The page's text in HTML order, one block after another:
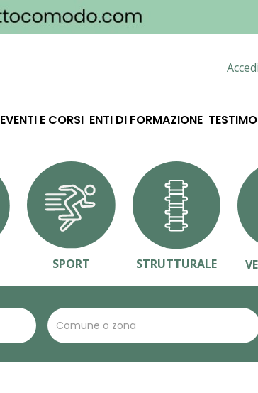
EVENTI E CORSI ENTI DI FORMAZIONE
SPORT STRUTTURALE